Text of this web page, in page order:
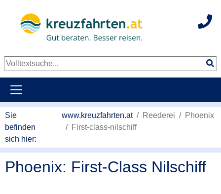
Sie
befinden
sich hier:
www.kreuzfahrten.at Reederei
Phoenix
First-class-nilschiff
Phoenix: First-Class Nilschiff